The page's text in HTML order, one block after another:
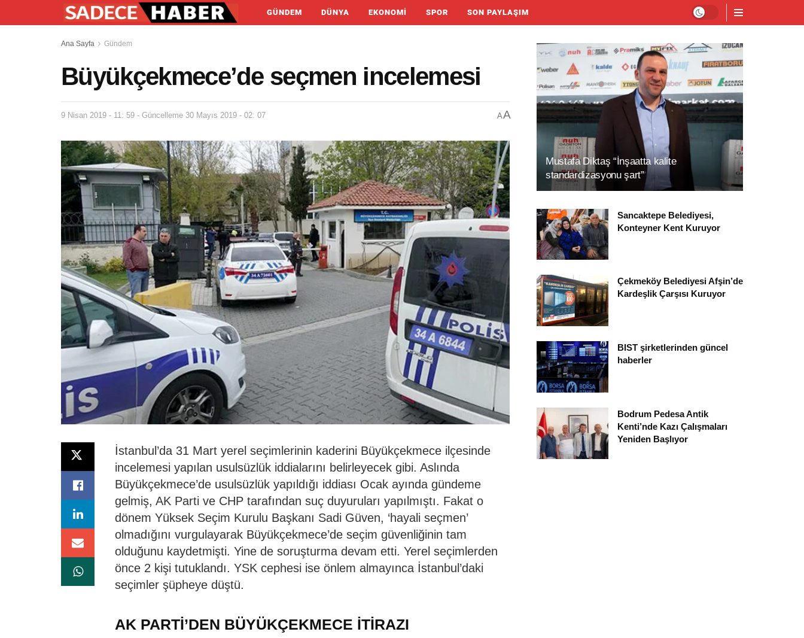
GÜNDEM DÜNYA EKONOMI SPOR SON PAYLAŞIM
Ana Sayfa Gündem
Büyükçekmece’de seçmen incelemesi
9 Nisan 2019 - 11: 59 - Güncelleme 30 Mayıs 2019 - 02: 07 AA
İstanbul’da 31 Mart yerel seçimlerinin kaderini Büyükçekmece ilçesinde
incelemesi yapılan usulsüzlük iddialarını belirleyecek gibi. Aslında
Büyükçekmece’de usulsüzlük yapıldığı iddiası Ocak ayında gündeme
gelmiş, AK Parti ve CHP tarafından suç duyuruları yapılmıştı. Fakat o
dönem Yüksek Seçim Kurulu Başkanı Sadi Güven, ‘hayali seçmen’
olmadığını vurgulayarak Büyükçekmece’de seçim güvenliğinin tam
olduğunu kaydetmişti. Yine de soruşturma devam etti. Yerel seçimlerden
önce 2 kişi tutuklandı. YSK cephesi ise önlem almayınca İstanbul’daki
seçimler şüpheye düştü.
AK PARTİ’DEN BÜYÜKÇEKMECE İTİRAZI
Mustafa Diktaş “İnşaatta kalite
standardizasyonu şart”
Sancaktepe Belediyesi,
Konteyner Kent Kuruyor
Çekmeköy Belediyesi Afşin’de
Kardeşlik Çarşısı Kuruyor
BIST şirketlerinden güncel
haberler
Bodrum Pedesa Antik
Kenti’nde Kazı Çalışmaları
Yeniden Başlıyor